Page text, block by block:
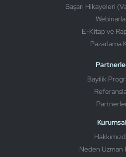
Başarı Hikayeleri
E-Kitap ve
Pazarlama
Bayilik
Kurumsal
Neden Uzman